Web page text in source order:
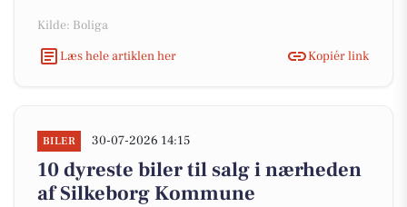
Kilde: Boliga
Læs hele artiklen her
Kopiér link
BILER 30-07-2026 14:15
10 dyreste biler til salg i nærheden
af Silkeborg Kommune